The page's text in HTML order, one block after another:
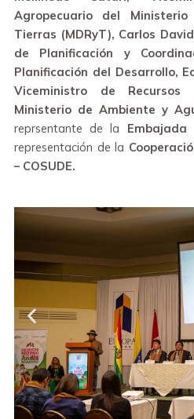
Agropecuario del
Tierras (MDRyT), Carlos
de Planificación y
Planificación del Desarrollo,
Viceministro de
Ministerio de Ambiente y
reprsentante de la
representación de la
– COSUDE.